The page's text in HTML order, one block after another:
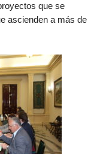
que se
ascienden a más de